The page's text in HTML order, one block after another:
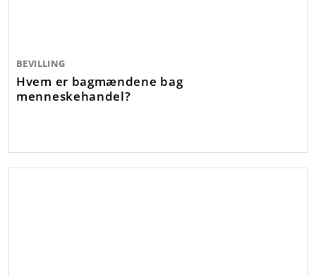
BEVILLING
Hvem er bagmændene bag
menneskehandel?